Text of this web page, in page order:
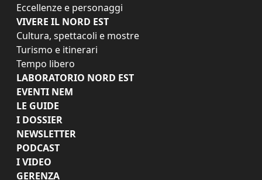
Eccellenze e personaggi
VIVERE IL NORD EST
Cultura, spettacoli e mostre
Turismo e itinerari
Tempo libero
LABORATORIO NORD EST
EVENTI NEM
LE GUIDE
I DOSSIER
NEWSLETTER
PODCAST
I VIDEO
GERENZA